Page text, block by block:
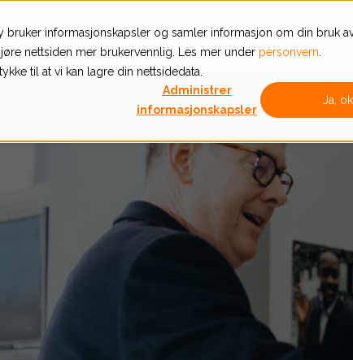
bruker informasjonskapsler og samler informasjon om din bruk
nettsiden mer brukervennlig. Les mer under personvern
til at vi kan lagre din nettsidedata.
Administrer
informasjonskapsler
Ja,
Vekstprogram Priser